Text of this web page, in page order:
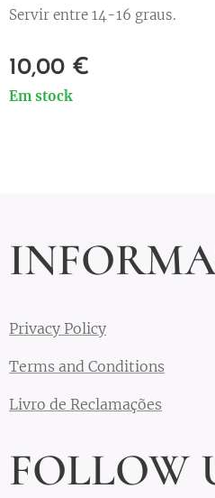
Servir entre 14-16 graus.
10,00 €
Em stock
Privacy Policy
Terms and Conditions
Livro de Reclamações
FOLLOW